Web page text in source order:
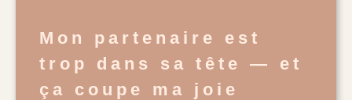
Mon partenaire est
trop dans sa tête — et
ça coupe ma joie